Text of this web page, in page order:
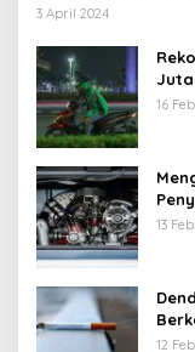
3 April 2024
16
13
12